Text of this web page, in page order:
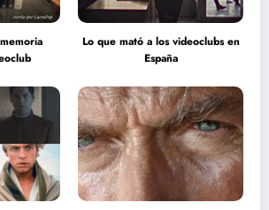
Lo que mató a los videoclubs en
España